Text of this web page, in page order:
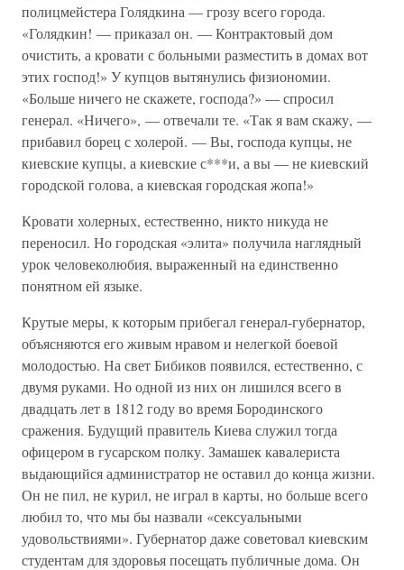
полицмейстера Голядкина — грозу всего города.
«Голядкин! — приказал он. — Контрактовый дом
очистить, а кровати с больными разместить в домах вот
этих господ!» У купцов вытянулись физиономии.
«Больше ничего не скажете, господа?» — спросил
генерал. «Ничего», — отвечали те. «Так я вам скажу, —
прибавил борец с холерой. — Вы, господа купцы, не
киевские купцы, а киевские с***и, а вы — не киевский
городской голова, а киевская городская жопа!»
Кровати холерных, естественно, никто никуда не
переносил. Но городская «элита» получила наглядный
урок человеколюбия, выраженный на единственно
понятном ей языке.
Крутые меры, к которым прибегал генерал-губернатор,
объясняются его живым нравом и нелегкой боевой
молодостью. На свет Бибиков появился, естественно, с
двумя руками. Но одной из них он лишился всего в
двадцать лет в 1812 году во время Бородинского
сражения. Будущий правитель Киева служил тогда
офицером в гусарском полку. Замашек кавалериста
выдающийся администратор не оставил до конца жизни.
Он не пил, не курил, не играл в карты, но больше всего
любил то, что мы бы назвали «сексуальными
удовольствиями». Губернатор даже советовал киевским
студентам для здоровья посещать публичные дома. Он